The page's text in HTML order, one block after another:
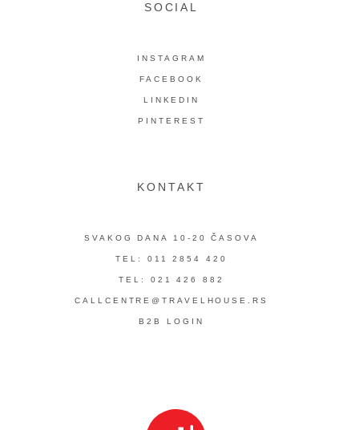
SOCIAL
INSTAGRAM
FACEBOOK
LINKEDIN
PINTEREST
KONTAKT
SVAKOG DANA 10-20 ČASOVA
TEL: 011 2854 420
TEL: 021 426 882
CALLCENTRE@TRAVELHOUSE.RS
B2B LOGIN